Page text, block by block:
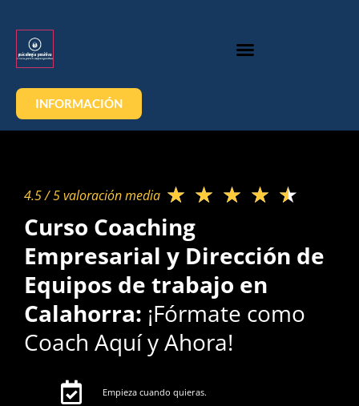
INFORMACIÓN
4.5 / 5 valoración media​ ★ ★ ★ ★ ★
Curso Coaching
Empresarial y Dirección de
Equipos de trabajo en
Calahorra: ¡Fórmate como
Coach Aquí y Ahora!
Empieza cuando quieras.